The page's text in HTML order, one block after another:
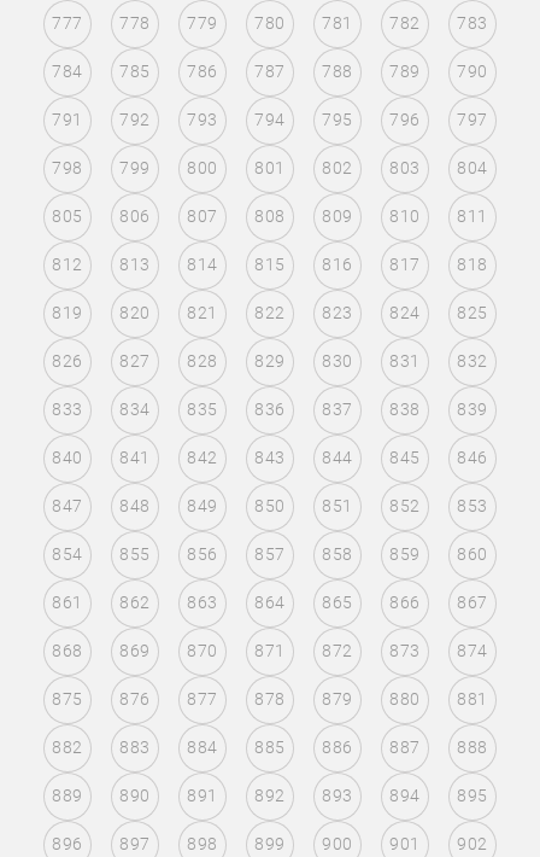
777 778 779 780 781 782 783
784 785 786 787 788 789 790
791 792 793 794 795 796 797
798 799 800 801 802 803 804
805 806 807 808 809 810 811
812 813 814 815 816 817 818
819 820 821 822 823 824 825
826 827 828 829 830 831 832
833 834 835 836 837 838 839
840 841 842 843 844 845 846
847 848 849 850 851 852 853
854 855 856 857 858 859 860
861 862 863 864 865 866 867
868 869 870 871 872 873 874
875 876 877 878 879 880 881
882 883 884 885 886 887 888
889 890 891 892 893 894 895
896 897 898 899 900 901 902